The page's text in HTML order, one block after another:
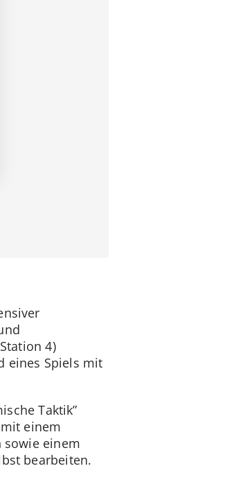
4)
eines Spiels mit
Taktik”
einem
sowie einem
bearbeiten.